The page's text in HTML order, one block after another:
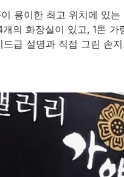
용이한 최고 위치에 있
의 화장실이 있고, 1톤
급 설명과 직접 그린 손